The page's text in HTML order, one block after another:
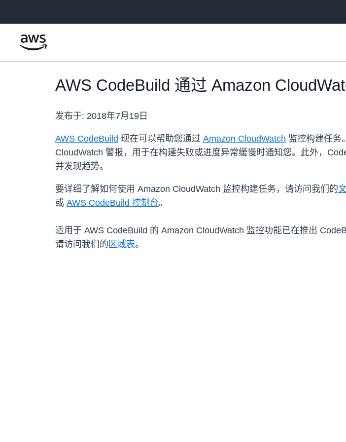
AWS CodeBuild 通过 Amazon
发布于: 2018年7月19日
AWS CodeBuild 现在可以帮助您通过 Amazon CloudWatch 监控构建任务
CloudWatch 警报，用于在构建失败或进度异常缓慢时通知您。此外，
并发现趋势。
要详细了解如何使用 Amazon CloudWatch 监控构建任务，请访问我们的
或 AWS CodeBuild 控制台。
适用于 AWS CodeBuild 的 Amazon CloudWatch 监控功能已在推出
请访问我们的 区域表。